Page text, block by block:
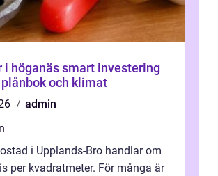
smart investering
och klimat
admin
i Upplands-Bro handlar om
per kvadratmeter. För många är